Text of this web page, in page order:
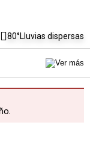
80°Lluvias dispersas